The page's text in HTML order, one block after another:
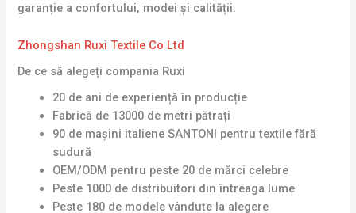
garanție a confortului, modei și calității.
Zhongshan Ruxi Textile Co Ltd
De ce să alegeți compania Ruxi
20 de ani de experiență în producție
Fabrică de 13000 de metri pătrați
90 de mașini italiene SANTONI pentru textile fără
sudură
OEM/ODM pentru peste 20 de mărci celebre
Peste 1000 de distribuitori din întreaga lume
Peste 180 de modele vândute la alegere